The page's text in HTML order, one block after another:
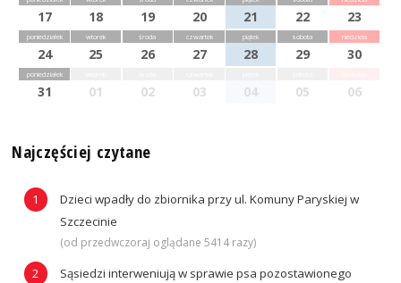
17 18 19 20 21 22 23
poniedziałek
24
wtorek
25
środa
26
czwartek
27
piątek
28
sobota
29
niedziela
30
poniedziałek
31 01 02 03 04 05 06
Najczęściej czytane
Dzieci wpadły do zbiornika przy ul. Komuny Paryskiej w
Szczecinie
(od przedwczoraj oglądane 5414 razy)
Sąsiedzi interweniują w sprawie psa pozostawionego